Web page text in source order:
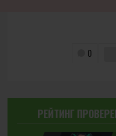
0
РЕЙТИНГ